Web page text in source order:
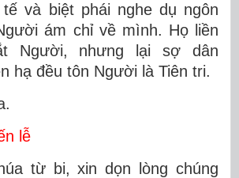
và biệt phái nghe dụ ngôn
ám chỉ về mình. Họ liền
Người, nhưng lại sợ dân
hạ đều tôn Người là Tiên tri.
lễ
từ bi, xin dọn lòng chúng